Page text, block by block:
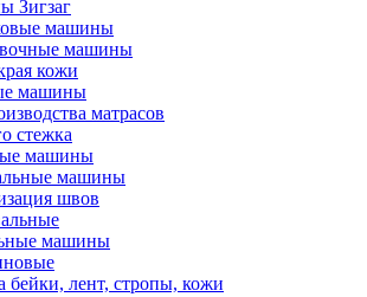
Зигзаг
машины
машины
кожи
машины
матрасов
стежка
машины
машины
швов
машины
бейки, лент, стропы, кожи